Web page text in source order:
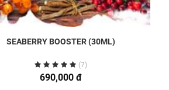
SEABERRY BOOSTER (30ML)
(7)
690,000 đ